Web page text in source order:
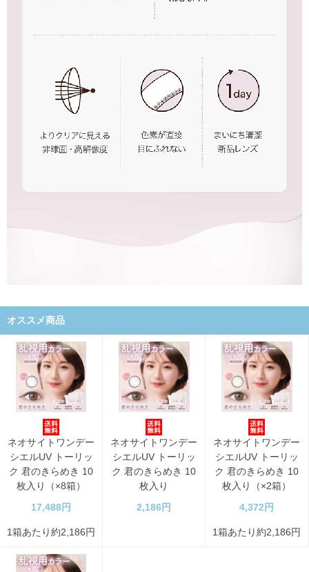
オススメ商品
ネオサイトワンデー
シエルUV トーリッ
ク 君のきらめき 10
枚入り（×8箱）
17,488円
1箱あたり約2,186円
ネオサイトワンデー
シエルUV トーリッ
ク 君のきらめき 10
枚入り
2,186円
ネオサイトワンデー
シエルUV トーリッ
ク 君のきらめき 10
枚入り（×2箱）
4,372円
1箱あたり約2,186円